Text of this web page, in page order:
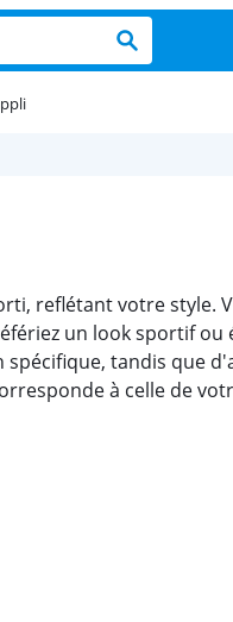
reflétant votre style.
un look sportif
tandis que
à celle de